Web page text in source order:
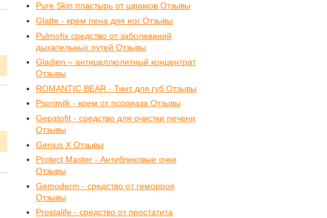
Pure Skin пластырь от шрамов Отзывы
Glatte - крем пена для ног Отзывы
Pulmofix средство от заболеваний
дыхательных путей Отзывы
Gladien – антицеллюлитный концентрат
Отзывы
ROMANTIC BEAR - Тинт для губ Отзывы
Psorimilk - крем от псориаза Отзывы
Gepatofit - средство для очистки печени
Отзывы
Genius X Отзывы
Protect Master - Антибликовые очки
Отзывы
Gemoderm - средство от геморроя
Отзывы
Prostalife - средство от простатита